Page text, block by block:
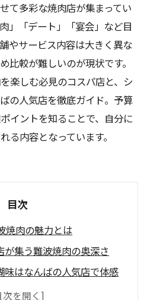
て多彩な焼肉店が集まってい
」「デート」「宴会」など目
やサービス内容は大きく異な
比較が難しいのが現状です。
楽しむ必見のコスパ店と、シ
の人気店を徹底ガイド。予算
イントを知ることで、自分に
る内容となっています。
目次
焼肉の魅力とは
が集う難波焼肉の奥深さ
味はなんばの人気店で体感
で味わう本場焼肉の魅力